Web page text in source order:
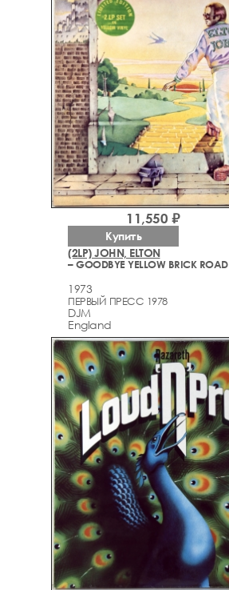
(2LP) JOHN, ELTON
– GOODBYE YELLOW BRICK ROAD
1973
ПЕРВЫЙ ПРЕСС 1978
DJM
England
11,550 ₽
Купить